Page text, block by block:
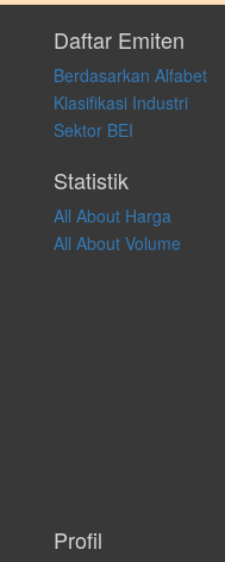
pribadi. Kami tidak
membeli, menjual atau
transaksi perdagangan
atas keputusan investasi
apapun juga, yang
langsung atas konten pada
Daftar Emiten
Berdasarkan Alfabet
Klasifikasi Industri
Sektor BEI
Statistik
All About Harga
All About Volume
Profil